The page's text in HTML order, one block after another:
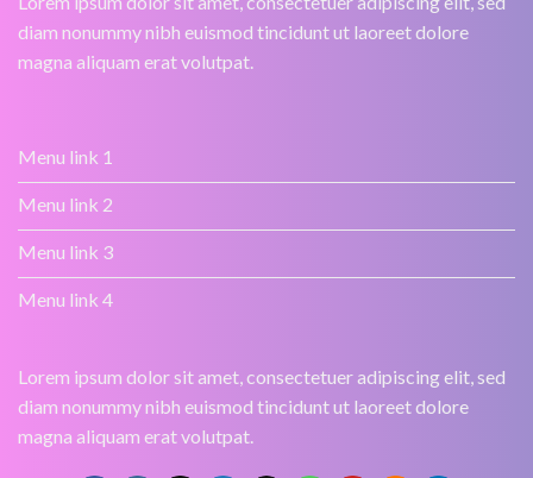
diam nonummy nibh euismod tincidunt ut laoreet dolore
magna aliquam erat volutpat.
Menu link 1
Menu link 2
Menu link 3
Menu link 4
Lorem ipsum dolor sit amet, consectetuer adipiscing elit, sed
diam nonummy nibh euismod tincidunt ut laoreet dolore
magna aliquam erat volutpat.